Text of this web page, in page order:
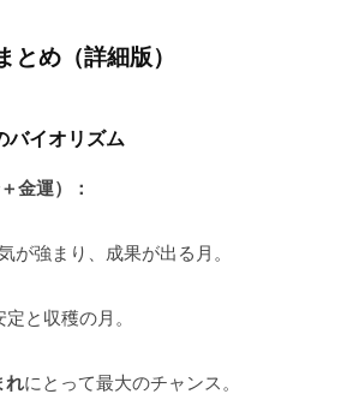
とめ（詳細版）
バイオリズム
金運）：
が強まり、成果が出る月。
定と収穫の月。
れにとって最大のチャンス。